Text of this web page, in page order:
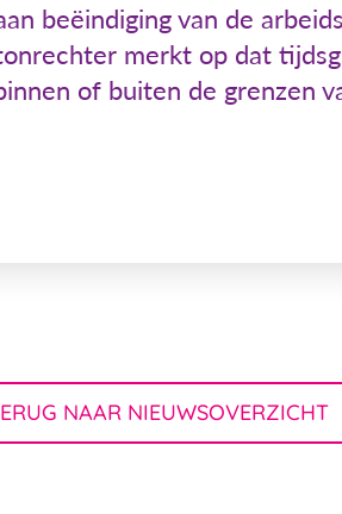
beëindiging van de
merkt op dat
of buiten de grenzen
NAAR NIEUWSOVERZICHT